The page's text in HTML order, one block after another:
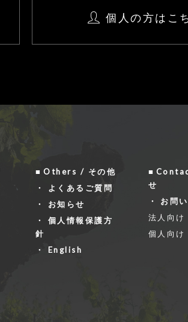
個人の方はこ
Others / その他
よくあるご質問
お知らせ
個人情報保護方
針
English
せ
お問
法人向け
個人向け